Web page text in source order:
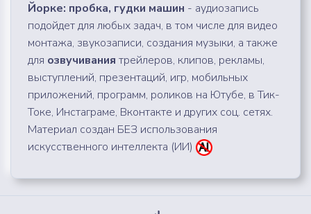
Йорке: пробка, гудки машин - аудиозапись
подойдет для любых задач, в том числе для видео
монтажа, звукозаписи, создания музыки, а также
для озвучивания трейлеров, клипов, рекламы,
выступлений, презентаций, игр, мобильных
приложений, программ, роликов на Ютубе, в Тик-
Токе, Инстаграме, Вконтакте и других соц. сетях.
Материал создан БЕЗ использования
искусственного интеллекта (ИИ)